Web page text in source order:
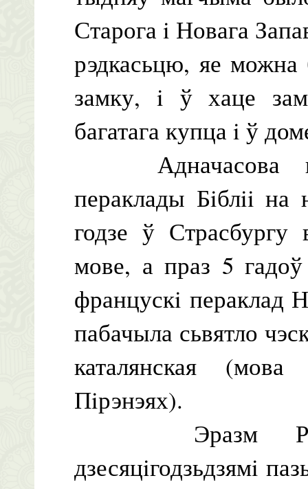
Старога i Новага
рэдкасьцю, яе
замку, i ў хаце
багатага купца i ў
Адначасова
пераклады Бiблii на
годзе ў
мове, а праз 5
францускi пераклад
пабачыла сьвятло
каталянская
Пiрэнэях).
Эразм
дзесяцiгодзьдзямi